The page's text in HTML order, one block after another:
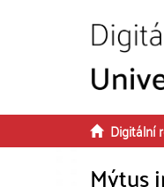
Digitální
Mýtus